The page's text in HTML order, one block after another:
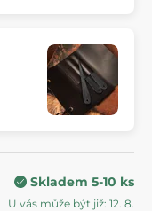
Skladem 5-10 ks
U vás může být již: 12. 8.